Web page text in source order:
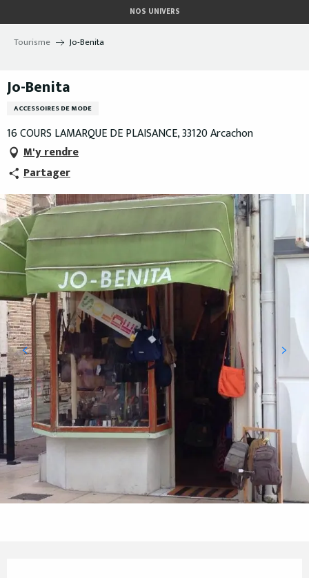
au
contenu
NOS UNIVERS
Tourisme Jo-Benita
Jo-Benita
ACCESSOIRES DE MODE
16 COURS LAMARQUE DE PLAISANCE, 33120 Arcachon
M'y rendre
Partager